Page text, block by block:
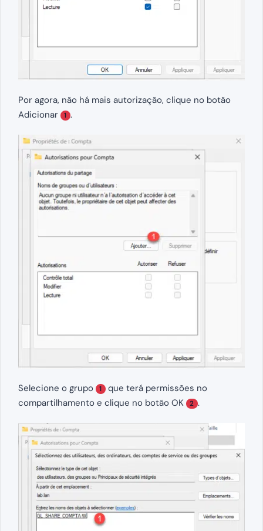
Por agora, não há mais autorização, clique no botão
Adicionar
1 .
Selecione o grupo 1 que terá permissões no
compartilhamento e clique no botão OK
2 .